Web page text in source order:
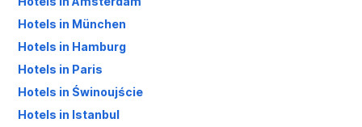
Hotels in München
Hotels in Hamburg
Hotels in Paris
Hotels in Świnoujście
Hotels in Istanbul